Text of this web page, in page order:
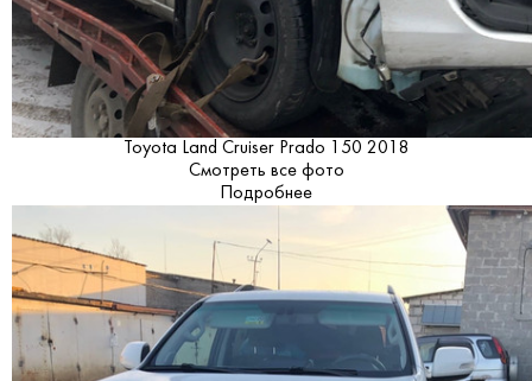
Toyota Land Cruiser Prado 150 2018
Смотреть все фото
Подробнее